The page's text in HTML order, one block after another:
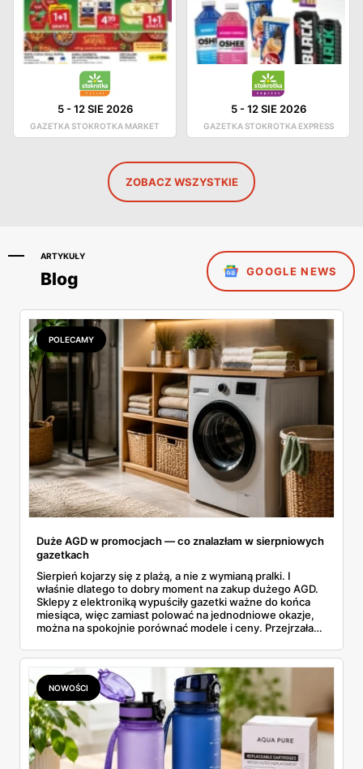
5-12 SIE 2026
GAZETKA STOKROTKA MARKET
5-12 SIE 2026
GAZETKA STOKROTKA EXPRESS
ZOBACZ WSZYSTKIE
ARTYKUŁY
Blog GOOGLE NEWS
POLECAMY
Duże AGD w promocjach — co znalazłam w sierpniowych
gazetkach
Sierpień kojarzy się z plażą, a nie z wymianą pralki. I
właśnie dlatego to dobry moment na zakup dużego AGD.
Sklepy z elektroniką wypuściły gazetki ważne do końca
miesiąca, więc zamiast polować na jednodniowe okazje,
można na spokojnie porównać modele i ceny. Przejrzałam
znalazłam, z cenami i terminami.
NOWOŚCI